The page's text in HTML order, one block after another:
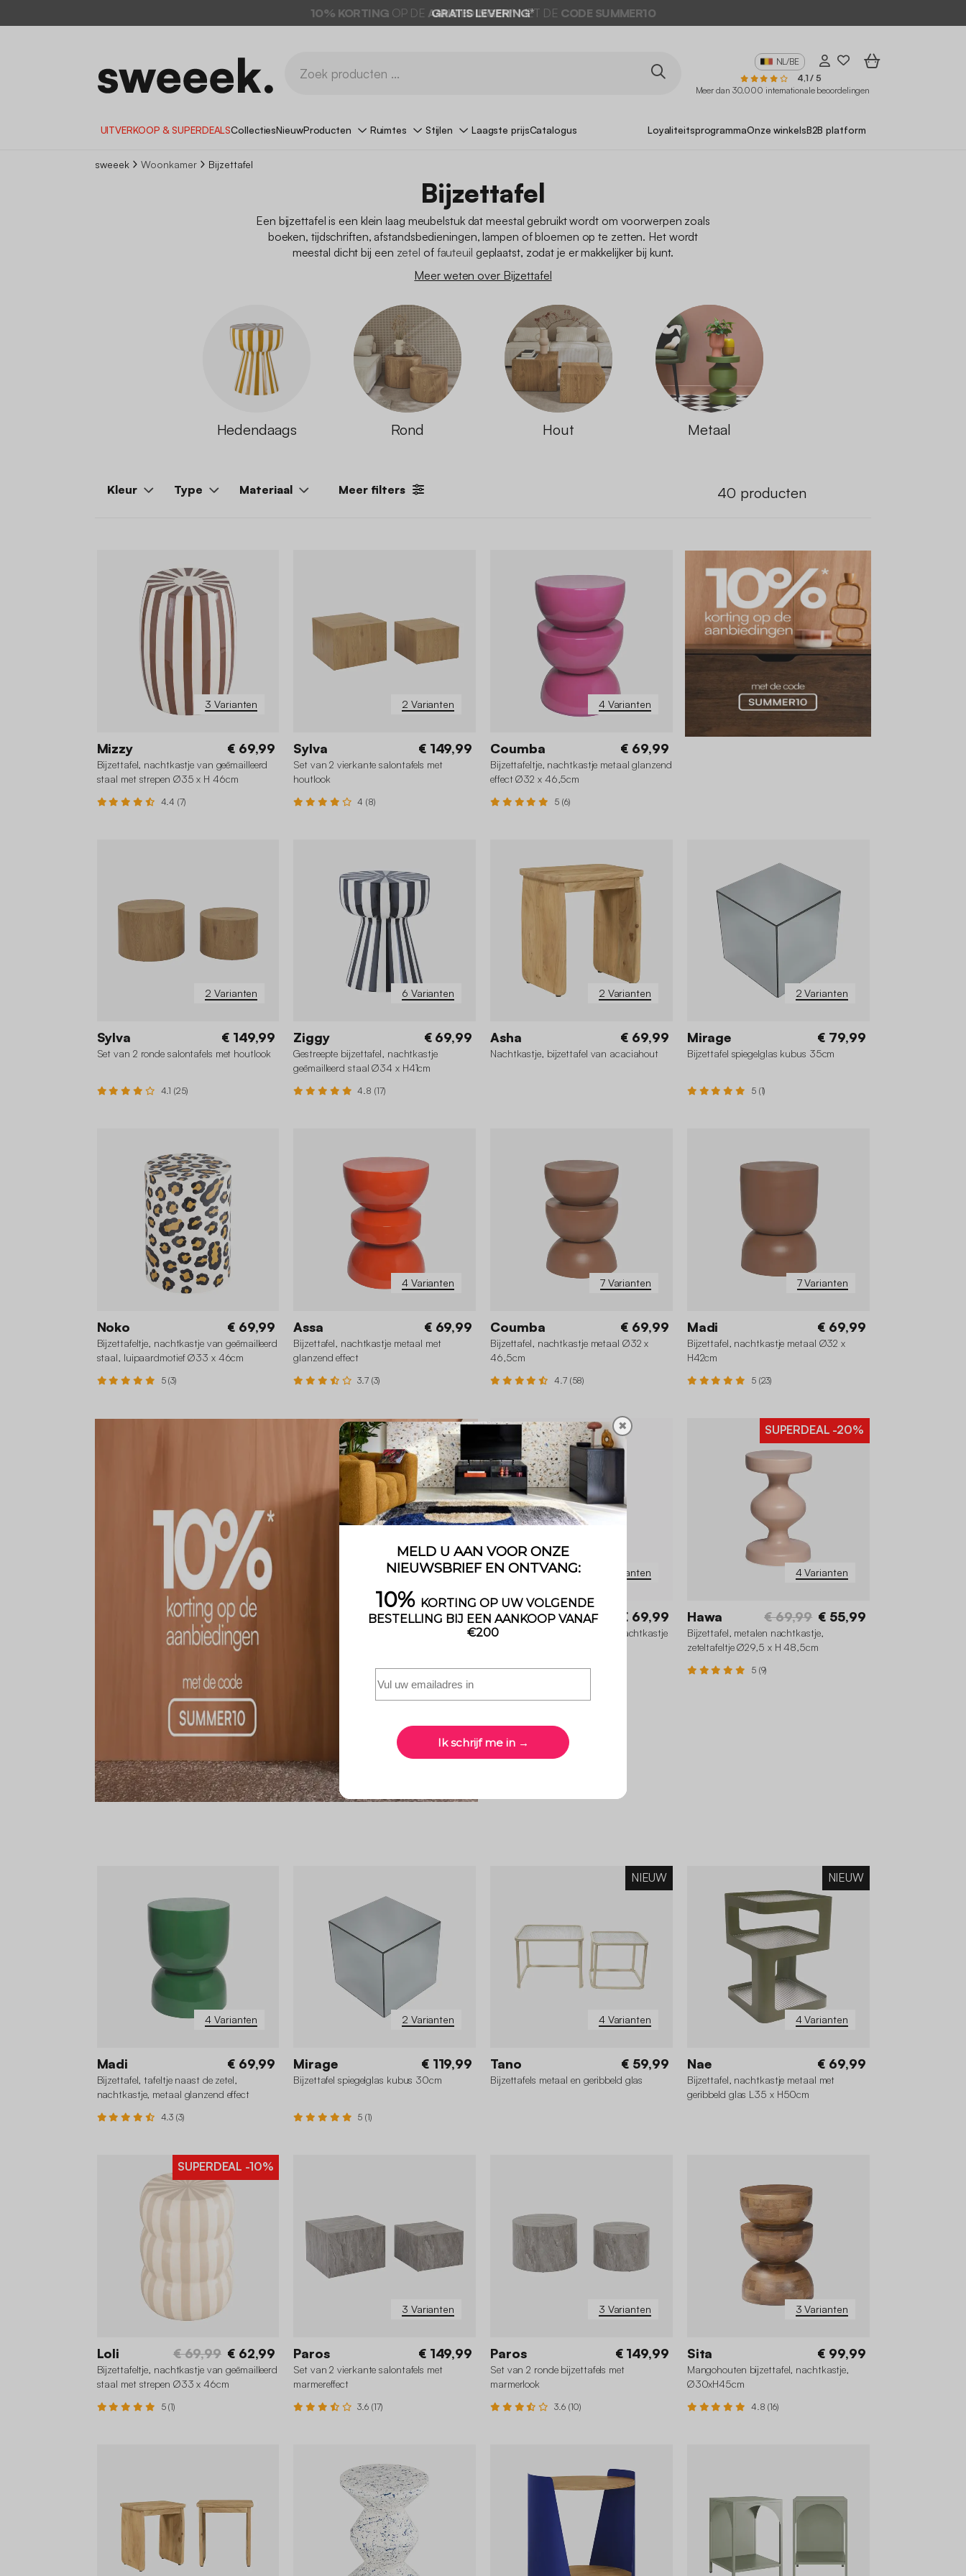
10% KORTING OP DE AANBIEDINGEN*MET DE CODE SUMMER10
NL/BE
4,1 / 5
Meer dan 30.000 internationale beoordelingen
UITVERKOOP & SUPERDEALSCollectiesNieuwProducten Ruimtes Stijlen Laagste prijsCatalogus LoyaliteitsprogrammaOnze winkelsB2B platform
sweeek Woonkamer Bijzettafel
Bijzettafel
Een bijzettafel is een klein laag meubelstuk dat meestal gebruikt wordt om voorwerpen zoals
boeken, tijdschriften, afstandsbedieningen, lampen of bloemen op te zetten. Het wordt
meestal dicht bij een zetel of fauteuil geplaatst, zodat je er makkelijker bij kunt.
Meer weten over Bijzettafel
Hedendaags Rond Hout Metaal
Kleur Type Materiaal Meer filters 40 producten
3 Varianten
Mizzy € 69,99
Bijzettafel, nachtkastje van geëmailleerd
staal met strepen Ø35 x H 46cm
4.4 (7)
2 Varianten
Sylva € 149,99
Set van 2 vierkante salontafels met
houtlook
4 (8)
4 Varianten
Coumba € 69,99
Bijzettafeltje, nachtkastje metaal glanzend
effect Ø32 x 46,5cm
5 (6)
2 Varianten
Sylva € 149,99
Set van 2 ronde salontafels met houtlook
4.1 (25)
+1
6 Varianten
Ziggy € 69,99
Gestreepte bijzettafel, nachtkastje
geëmailleerd staal Ø34 x H41cm
4.8 (17)
2 Varianten
Asha € 69,99
Nachtkastje, bijzettafel van acaciahout
2 Varianten
Mirage € 79,99
Bijzettafel spiegelglas kubus 35cm
5 (1)
Noko € 69,99
Bijzettafeltje, nachtkastje van geëmailleerd
staal, luipaardmotief Ø33 x 46cm
5 (3)
4 Varianten
Assa € 69,99
Bijzettafel, nachtkastje metaal met
glanzend effect
3.7 (3)
7 Varianten
Coumba € 69,99
Bijzettafel, nachtkastje metaal Ø32 x
46,5cm
4.7 (58)
7 Varianten
Madi € 69,99
Bijzettafel, nachtkastje metaal Ø32 x
H42cm
5 (23)
7 Varianten
Assa € 69,99
Bijzettafel, hoektafel, metalen nachtkastje
4.9 (35)
4 Varianten
SUPERDEAL -20%
Hawa € 69,99 € 55,99
Bijzettafel, metalen nachtkastje,
zeteltafeltje Ø29,5 x H 48,5cm
5 (9)
4 Varianten
Madi € 69,99
Bijzettafel, tafeltje naast de zetel,
nachtkastje, metaal glanzend effect
4.3 (3)
2 Varianten
Mirage € 119,99
Bijzettafel spiegelglas kubus 30cm
5 (1)
4 Varianten
NIEUW
Tano € 59,99
Bijzettafels metaal en geribbeld glas
4 Varianten
NIEUW
Nae € 69,99
Bijzettafel, nachtkastje metaal met
geribbeld glas L35 x H50cm
SUPERDEAL -10%
Loli € 69,99 € 62,99
Bijzettafeltje, nachtkastje van geëmailleerd
staal met strepen Ø33 x 46cm
5 (1)
3 Varianten
Paros € 149,99
Set van 2 vierkante salontafels met
marmereffect
3.6 (17)
3 Varianten
Paros € 149,99
Set van 2 ronde bijzettafels met
marmerlook
3.6 (10)
3 Varianten
Sita € 99,99
Mangohouten bijzettafel, nachtkastje,
Ø30xH45cm
4.8 (16)
✖